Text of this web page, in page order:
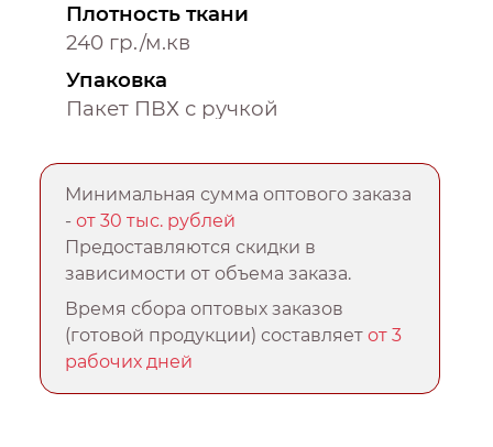
Плотность ткани
240 гр./м.кв
Упаковка
Пакет ПВХ с ручкой
Минимальная сумма оптового заказа
-от 30 тыс. рублей
Предоставляются скидки в
зависимости от объема заказа.
Время сбора оптовых заказов
(готовой продукции) составляетот 3
рабочих дней